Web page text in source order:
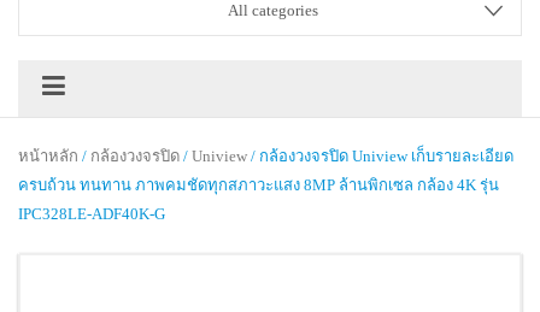
All categories
หน้าหลัก / กล้องวงจรปิด / Uniview / กล้องวงจรปิด Uniview เก็บรายละเอียด
ครบถ้วน ทนทาน ภาพคมชัดทุกสภาวะแสง 8MP ล้านพิกเซล กล้อง 4K รุ่น
IPC328LE-ADF40K-G